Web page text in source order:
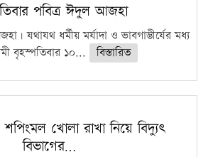
পবিত্র ঈদুল আজহা
যথাযথ ধর্মীয় মর্যাদা ও ভাবগাম্ভীর্যের মধ্য
বৃহস্পতিবার ১০...
বিস্তারিত
খোলা রাখা নিয়ে বিদ্যুৎ
বিভাগের…